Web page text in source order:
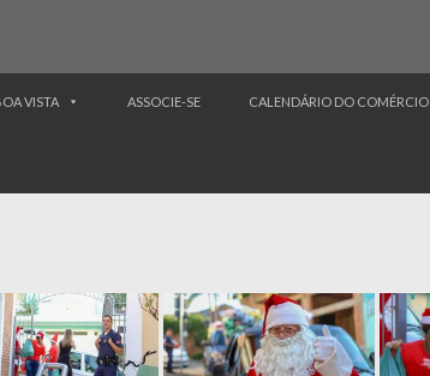
VISTA ASSOCIE-SE CALENDÁRIO DO COMÉRCIO